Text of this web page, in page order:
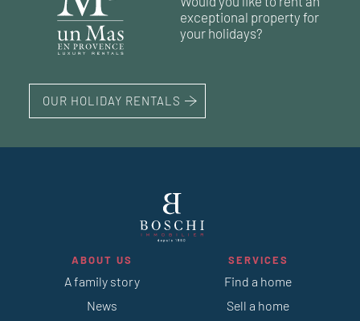
76 m² bedroomsland 1 330 m²
193 m² bedroomsland 1 703 m²
exceptional property for
your holidays?
OUR HOLIDAY RENTALS
ABOUT US
A family story
News
SERVICES
Find a home
Sell a home